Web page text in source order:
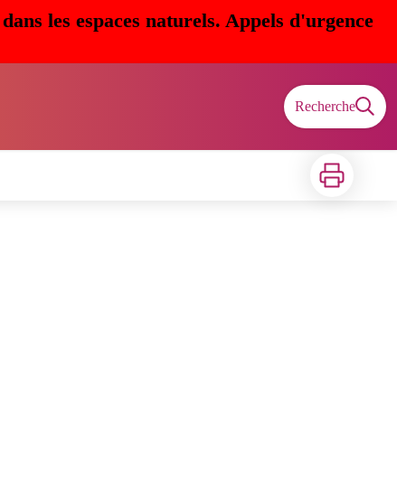
les espaces naturels. Appels d'urgence
Recherche
Imprimer